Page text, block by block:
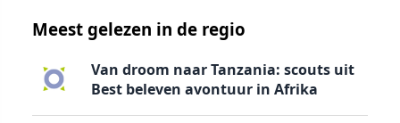
Meest gelezen in de regio
Van droom naar Tanzania: scouts uit
Best beleven avontuur in Afrika